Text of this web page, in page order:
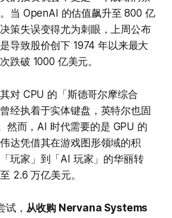
当 OpenAI 的估值飙升至 800 亿
策失误变得尤为刺眼，上周公布
导致股价创下 1974 年以来最大
跌破 1000 亿美元。
对 CPU 的「斯德哥尔摩综合
经执着于实体键盘，英特尔也固
然而，AI 时代需要的是 GPU 的
达凭借其在游戏图形领域的积
玩家」到「AI 玩家」的华丽转
2.6 万亿美元。
试， 从收购 Nervana Systems